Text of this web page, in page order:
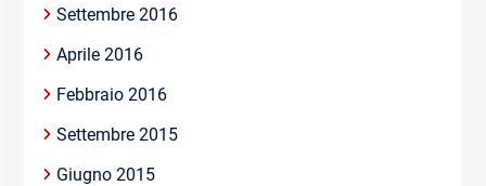
Settembre 2016
Aprile 2016
Febbraio 2016
Settembre 2015
Giugno 2015